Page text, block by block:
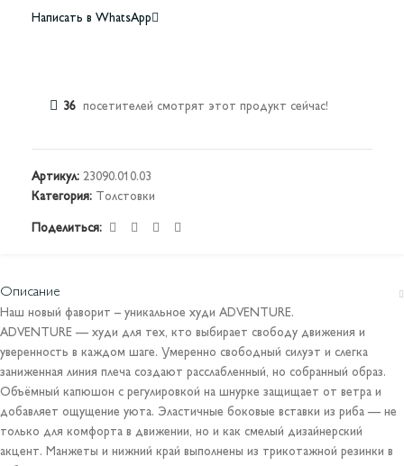
Написать в WhatsApp
36 посетителей смотрят этот продукт сейчас!
Артикул: 23090.010.03
Категория: Толстовки
Поделиться:
Описание
Наш новый фаворит – уникальное худи ADVENTURE.
ADVENTURE — худи для тех, кто выбирает свободу движения и
уверенность в каждом шаге. Умеренно свободный силуэт и слегка
заниженная линия плеча создают расслабленный, но собранный образ.
Объёмный капюшон с регулировкой на шнурке защищает от ветра и
добавляет ощущение уюта. Эластичные боковые вставки из риба — не
только для комфорта в движении, но и как смелый дизайнерский
акцент. Манжеты и нижний край выполнены из трикотажной резинки в